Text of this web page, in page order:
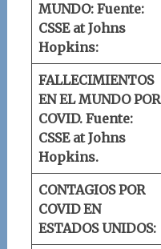
MUNDO: Fuente:
CSSE at Johns
Hopkins:
FALLECIMIENTOS
EN EL MUNDO POR
COVID. Fuente:
CSSE at Johns
Hopkins.
CONTAGIOS POR
COVID EN
ESTADOS UNIDOS: